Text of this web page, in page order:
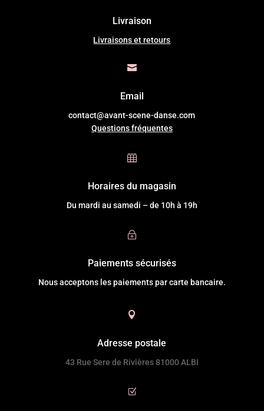
Livraison
Livraisons et retours

Email
contact@avant-scene-danse.com
Questions fréquentes

Horaires du magasin
Du mardi au samedi – de 10h à 19h
~
Paiements sécurisés
Nous acceptons les paiements par carte bancaire.

Adresse postale
43 Rue Sere de Rivières 81000 ALBI
Z